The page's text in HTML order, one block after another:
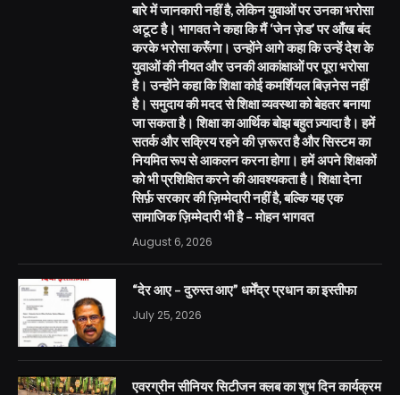
बारे में जानकारी नहीं है, लेकिन युवाओं पर उनका भरोसा
अटूट है। भागवत ने कहा कि मैं ‘जेन ज़ेड’ पर आँख बंद
करके भरोसा करूँगा। उन्होंने आगे कहा कि उन्हें देश के
युवाओं की नीयत और उनकी आकांक्षाओं पर पूरा भरोसा
है। उन्होंने कहा कि शिक्षा कोई कमर्शियल बिज़नेस नहीं
है। समुदाय की मदद से शिक्षा व्यवस्था को बेहतर बनाया
जा सकता है। शिक्षा का आर्थिक बोझ बहुत ज़्यादा है। हमें
सतर्क और सक्रिय रहने की ज़रूरत है और सिस्टम का
नियमित रूप से आकलन करना होगा। हमें अपने शिक्षकों
को भी प्रशिक्षित करने की आवश्यकता है। शिक्षा देना
सिर्फ़ सरकार की ज़िम्मेदारी नहीं है, बल्कि यह एक
सामाजिक ज़िम्मेदारी भी है – मोहन भागवत
August 6, 2026
“देर आए – दुरुस्त आए” धर्मेंद्र प्रधान का इस्तीफा
July 25, 2026
एवरग्रीन सीनियर सिटीजन क्लब का शुभ दिन कार्यक्रम